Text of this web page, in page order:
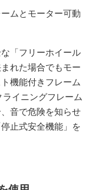
ムとモーター可動
「フリーホイール
れた場合でもモー
機能付きフレーム
イニングフレーム
音で危険を知らせ
止式安全機能」を